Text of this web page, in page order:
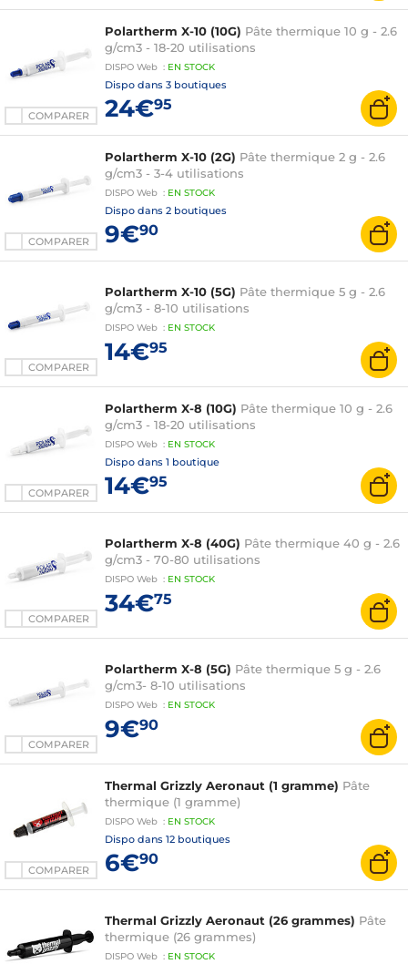
COMPARER
Polartherm X-10 (10G) Pâte thermique 10 g - 2.6
g/cm3 - 18-20 utilisations
DISPO Web : EN STOCK
Dispo dans 3 boutiques
24€95
COMPARER
Polartherm X-10 (2G) Pâte thermique 2 g - 2.6
g/cm3 - 3-4 utilisations
DISPO Web : EN STOCK
Dispo dans 2 boutiques
9€90
COMPARER
Polartherm X-10 (5G) Pâte thermique 5 g - 2.6
g/cm3 - 8-10 utilisations
DISPO Web : EN STOCK
14€95
COMPARER
Polartherm X-8 (10G) Pâte thermique 10 g - 2.6
g/cm3 - 18-20 utilisations
DISPO Web : EN STOCK
Dispo dans 1 boutique
14€95
COMPARER
Polartherm X-8 (40G) Pâte thermique 40 g - 2.6
g/cm3 - 70-80 utilisations
DISPO Web : EN STOCK
34€75
COMPARER
Polartherm X-8 (5G) Pâte thermique 5 g - 2.6
g/cm3- 8-10 utilisations
DISPO Web : EN STOCK
9€90
COMPARER
Thermal Grizzly Aeronaut (1 gramme) Pâte
thermique (1 gramme)
DISPO Web : EN STOCK
Dispo dans 12 boutiques
6€90
Thermal Grizzly Aeronaut (26 grammes) Pâte
thermique (26 grammes)
DISPO Web : EN STOCK